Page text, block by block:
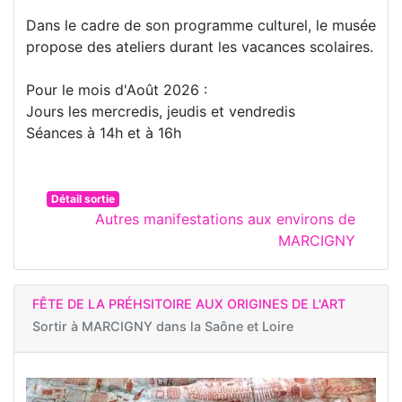
Dans le cadre de son programme culturel, le musée
propose des ateliers durant les vacances scolaires.
Pour le mois d'Août 2026 :
Jours les mercredis, jeudis et vendredis
Séances à 14h et à 16h
Détail sortie
Autres manifestations aux environs de
MARCIGNY
FÊTE DE LA PRÉHSITOIRE AUX ORIGINES DE L'ART
Sortir à MARCIGNY dans la Saône et Loire